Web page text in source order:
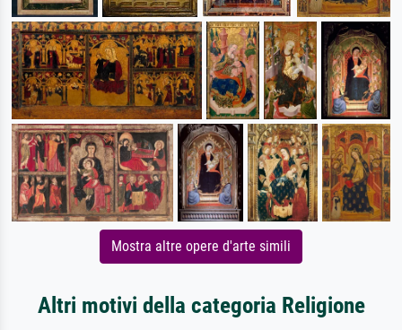
Mostra altre opere d'arte simili
Altri motivi della categoria Religione